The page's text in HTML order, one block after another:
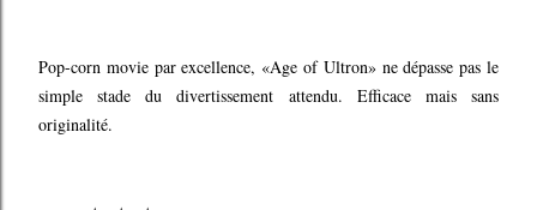
Pop-corn movie par excellence, «Age of Ultron» ne dépasse pas le
simple stade du divertissement attendu. Efficace mais sans
originalité.